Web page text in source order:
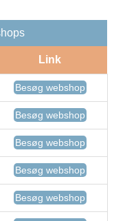
Link
Besøg webshop
Besøg webshop
Besøg webshop
Besøg webshop
Besøg webshop